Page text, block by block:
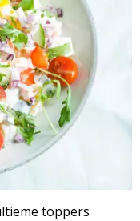
toppers